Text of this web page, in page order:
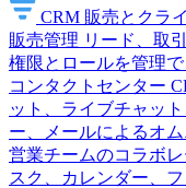
CRM 販売とクラ
販売管理 リード、取
権限とロールを管理
コンタクトセンター
ット、ライブチャット
ー、メールによるオ
営業チームのコラボ
スク、カレンダー、